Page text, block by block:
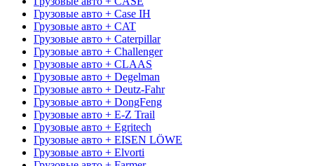
Грузовые авто + Case IH
Грузовые авто + CAT
Грузовые авто + Caterpillar
Грузовые авто + Challenger
Грузовые авто + CLAAS
Грузовые авто + Degelman
Грузовые авто + Deutz-Fahr
Грузовые авто + DongFeng
Грузовые авто + E-Z Trail
Грузовые авто + Egritech
Грузовые авто + EISEN LÖWE
Грузовые авто + Elvorti